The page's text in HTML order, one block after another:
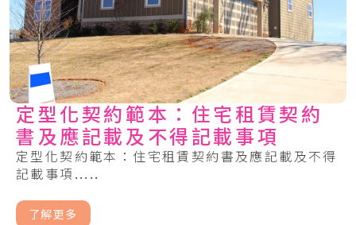
定型化契約範本：住宅租賃契約
書及應記載及不得記載事項
定型化契約範本：住宅租賃契約書及應記載及不得
記載事項.....
了解更多